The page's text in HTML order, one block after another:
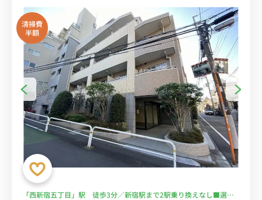
清掃費
半額
「西新宿五丁目」駅 徒歩3分／新宿駅まで2駅乗り換えなし■選べ